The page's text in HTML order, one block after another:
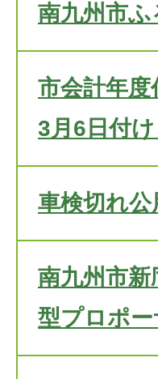
南九州市
市会計年
3月6日付け
車検切れ
南九州市新
型プロポ